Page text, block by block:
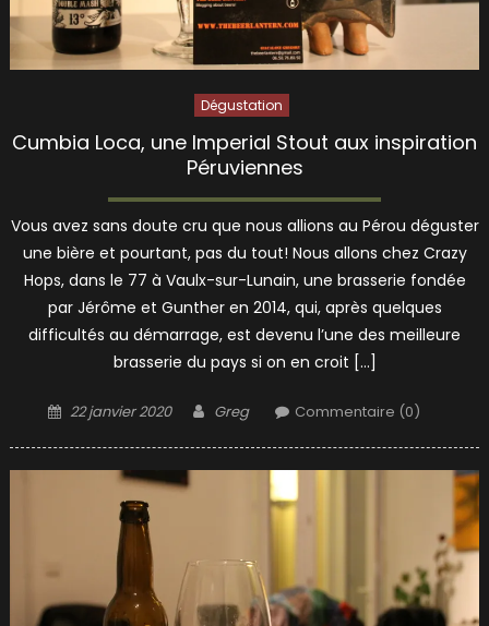
Dégustation
Cumbia Loca, une Imperial Stout aux inspiration
Péruviennes
Vous avez sans doute cru que nous allions au Pérou déguster
une bière et pourtant, pas du tout! Nous allons chez Crazy
Hops, dans le 77 à Vaulx-sur-Lunain, une brasserie fondée
par Jérôme et Gunther en 2014, qui, après quelques
difficultés au démarrage, est devenu l’une des meilleure
brasserie du pays si on en croit […]
Posted
22 janvier 2020 Author
Greg Commentaire (0)